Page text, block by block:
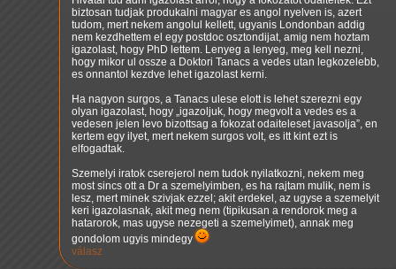
biztosan tudjak produkalni magyar es angol nyelven is, azert
tudom, mert nekem angolul kellett, ugyanis Londonban addig
nem kezdhettem el egy postdoc osztondijat, amig nem hoztam
igazolast, hogy PhD lettem. Lenyeg a lenyeg, meg kell nezni,
hogy mikor ul ossze a Doktori Tanacs a vedes utan legkozelebb,
es onnantol kezdve lehet igazolast kerni.
Ha nagyon surgos, a Tanacs ulese elott is lehet szerezni egy
olyan igazolast, hogy igazoljuk, hogy megvolt a vedes es a
vedesen jelen levo bizottsag a fokozat odaiteleset javasolja , en
kertem egy ilyet, mert nekem surgos volt, es itt kint ezt is
elfogadtak.
Szemelyi iratok cserejerol nem tudok nyilatkozni, nekem meg
most sincs ott a Dr a szemelyimben, es ha rajtam mulik, nem is
lesz, mert minek szivjak ezzel; akit erdekel, az ugyse a szemelyit
keri igazolasnak, akit meg nem (tipikusan a rendorok meg a
hatarorok, mas ugyse nezegeti a szemelyimet), annak meg
gondolom ugyis mindegy
válasz